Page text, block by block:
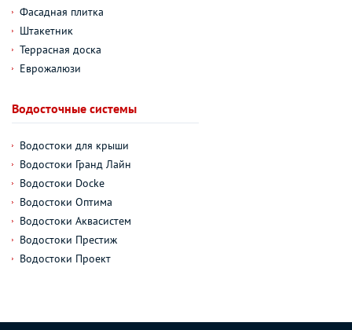
Фасадная плитка
Штакетник
Террасная доска
Еврожалюзи
Водосточные системы
Водостоки для крыши
Водостоки Гранд Лайн
Водостоки Docke
Водостоки Оптима
Водостоки Аквасистем
Водостоки Престиж
Водостоки Проект